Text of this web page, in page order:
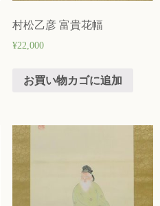
村松乙彦 富貴花幅
¥22,000
お買い物カゴに追加